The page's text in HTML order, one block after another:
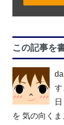
この記事を
を 気の向くま